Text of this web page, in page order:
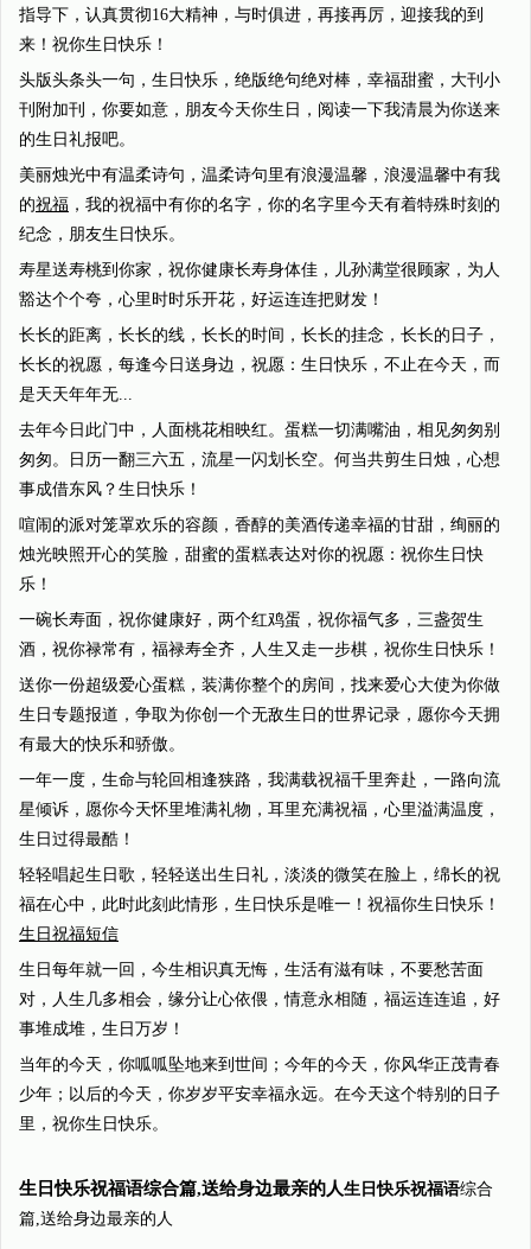
指导下，认真贯彻16大精神，与时俱进，再接再厉，迎接我的到
来！祝你生日快乐！
头版头条头一句，生日快乐，绝版绝句绝对棒，幸福甜蜜，大刊小
刊附加刊，你要如意，朋友今天你生日，阅读一下我清晨为你送来
的生日礼报吧。
美丽烛光中有温柔诗句，温柔诗句里有浪漫温馨，浪漫温馨中有我
的祝福 ，我的祝福中有你的名字，你的名字里今天有着特殊时刻的
纪念，朋友生日快乐。
寿星送寿桃到你家，祝你健康长寿身体佳，儿孙满堂很顾家，为人
豁达个个夸，心里时时乐开花，好运连连把财发！
长长的距离，长长的线，长长的时间，长长的挂念，长长的日子，
长长的祝愿，每逢今日送身边，祝愿：生日快乐，不止在今天，而
是天天年年无...
去年今日此门中，人面桃花相映红。蛋糕一切满嘴油，相见匆匆别
匆匆。日历一翻三六五，流星一闪划长空。何当共剪生日烛，心想
事成借东风？生日快乐！
喧闹的派对笼罩欢乐的容颜，香醇的美酒传递幸福的甘甜，绚丽的
烛光映照开心的笑脸，甜蜜的蛋糕表达对你的祝愿：祝你生日快
乐！
一碗长寿面，祝你健康好，两个红鸡蛋，祝你福气多，三盏贺生
酒，祝你禄常有，福禄寿全齐，人生又走一步棋，祝你生日快乐！
送你一份超级爱心蛋糕，装满你整个的房间，找来爱心大使为你做
生日专题报道，争取为你创一个无敌生日的世界记录，愿你今天拥
有最大的快乐和骄傲。
一年一度，生命与轮回相逢狭路，我满载祝福千里奔赴，一路向流
星倾诉，愿你今天怀里堆满礼物，耳里充满祝福，心里溢满温度，
生日过得最酷！
轻轻唱起生日歌，轻轻送出生日礼，淡淡的微笑在脸上，绵长的祝
福在心中，此时此刻此情形，生日快乐是唯一！祝福你生日快乐！
生日祝福短信
生日每年就一回，今生相识真无悔，生活有滋有味，不要愁苦面
对，人生几多相会，缘分让心依偎，情意永相随，福运连连追，好
事堆成堆，生日万岁！
当年的今天，你呱呱坠地来到世间；今年的今天，你风华正茂青春
少年；以后的今天，你岁岁平安幸福永远。在今天这个特别的日子
里，祝你生日快乐。
生日快乐祝福语综合篇,送给身边最亲的人生日快乐祝福语综合
篇,送给身边最亲的人